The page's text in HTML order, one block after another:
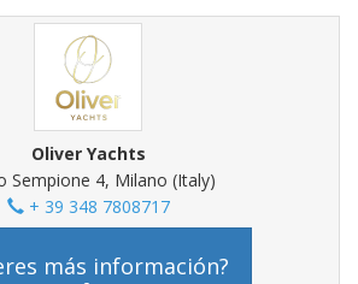
Oliver Yachts
Sempione 4, Milano (Italy)
+ 39 348 7808717
más información?